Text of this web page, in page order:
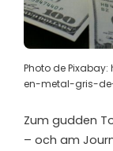
Photo de
en-metal-gris-
Zum gudden
– och am